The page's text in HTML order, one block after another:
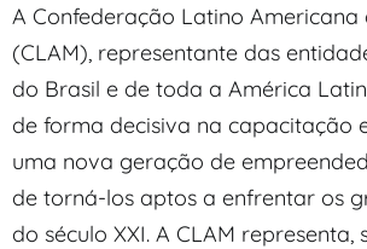
A Confederação Latino Americana
(CLAM), representante das
do Brasil e de toda a América
de forma decisiva na capacitação
uma nova geração de
de torná-los aptos a enfrentar os
do século XXI. A CLAM representa,